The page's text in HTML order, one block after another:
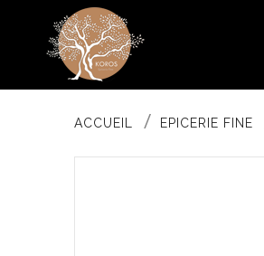
ACCUEIL EPICERIE FINE